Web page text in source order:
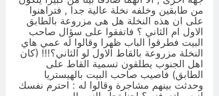
من طابقين وخلفه نخلة عالية جدا , فتراهنوا
على ان هذه النخلة هل هى مزروعة بالطابق
الاول ام الثاني ؟ فاتفقوا على سؤال صاحب
البيت فطرقوا الباب ظهرا وقالوا له عمي هاي
النخلة مزروعة بالقاط الاول لو الثاني؟!!! (كان
اهل الجنوب يطلقون تسمية القاط على
الطابق) فاصيب صاحب البيت بالهيستريا
وحدثت بينهم مشاجرة وقالوا له : احترم نفسك